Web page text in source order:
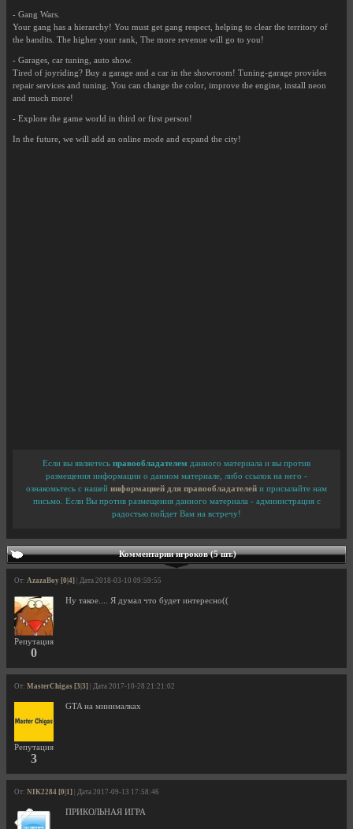
- Gang Wars.
Your gang has a hierarchy! You must get gang respect, helping to clear the territory of
the bandits. The higher your rank, The more revenue will go to you!
- Garages, car tuning, auto show.
Tired of joyriding? Buy a garage and a car in the showroom! Tuning-garage provides
repair services and tuning. You can change the color, improve the engine, install neon
and much more!
- Explore the game world in third or first person!
In the future, we will add an online mode and expand the city!
Если вы являетесь правообладателем данного материала и вы против
размещения информации о данном материале, либо ссылок на него -
ознакомьтесь с нашей информацией для правообладателей и присылайте нам
письмо. Если Вы против размещения данного материала - администрация с
радостью пойдет Вам на встречу!
Комментарии игроков (5 шт.)
От: AzazaBoy [0|4] | Дата 2018-03-10 09:59:55
Репутация
0
Ну такое.... Я думал что будет интересно((
От: MasterChigas [3|3] | Дата 2017-10-28 21:21:02
Репутация
3
GTA на минималках
От: NIK2284 [0|1] | Дата 2017-09-13 17:58:46
ПРИКОЛЬНАЯ ИГРА